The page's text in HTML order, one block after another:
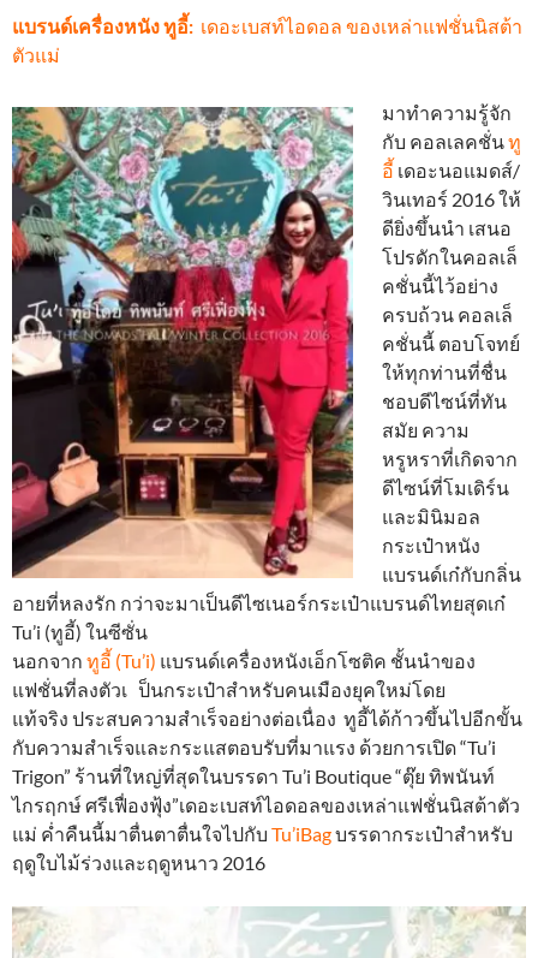
แบรนด์เครื่องหนัง ทูอี้: เดอะเบสท์ไอดอล ของเหล่าแฟชั่นนิสต้า
ตัวแม่
มาทำความรู้จัก
กับ คอลเลคชั่นทู
อี้ เดอะนอแมดส์/
วินเทอร์ 2016 ให้
ดียิ่งขึ้นนำ เสนอ
โปรดักในคอลเล็
คชั่นนี้ไว้อย่าง
ครบถ้วน คอลเล็
คชั่นนี้ ตอบโจทย์
ให้ทุกท่านที่ชื่น
ชอบดีไซน์ที่ทัน
สมัย ความ
หรูหราที่เกิดจาก
ดีไซน์ที่โมเดิร์น
และมินิมอล
กระเป๋าหนัง
แบรนด์เก๋กับกลิ่น
อายที่หลงรัก กว่าจะมาเป็นดีไซเนอร์กระเป๋าแบรนด์ไทยสุดเก๋
Tu’i (ทูอี้) ในซีซั่น
นอกจาก ทูอี้ (Tu’i) แบรนด์เครื่องหนังเอ็กโซติค ชั้นนำของ
แฟชั่นที่ลงตัวเ ป็นกระเป๋าสำหรับคนเมืองยุคใหม่โดย
แท้จริง ประสบความสำเร็จอย่างต่อเนื่อง ทูอี้ได้ก้าวขึ้นไปอีกขั้น
กับความสำเร็จและกระแสตอบรับที่มาแรง ด้วยการเปิด “Tu’i
Trigon” ร้านที่ใหญ่ที่สุดในบรรดา Tu’i Boutique “ตุ๊ย ทิพนันท์
ไกรฤกษ์ ศรีเฟื่องฟุ้ง”เดอะเบสท์ไอดอลของเหล่าแฟชั่นนิสต้าตัว
แม่ ค่ำคืนนี้มาตื่นตาตื่นใจไปกับ Tu’iBagบรรดากระเป๋าสำหรับ
ฤดูใบไม้ร่วงและฤดูหนาว 2016